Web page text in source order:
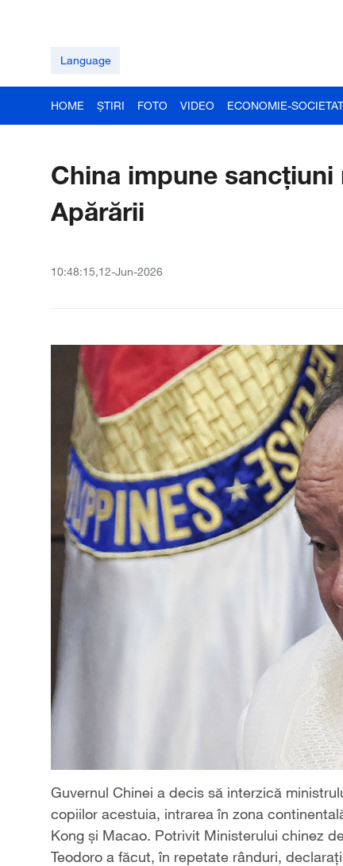
Language
HOME ȘTIRI FOTO VIDEO ECONOMIE-
China impune
Apărării
10:48:15,12-Jun-2026
Guvernul Chinei a decis să interzică
copiilor acestuia, intrarea în zona
Kong și Macao. Potrivit Ministerului chinez
Teodoro a făcut, în repetate rânduri,